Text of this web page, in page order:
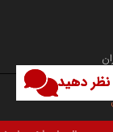
نظر دهید